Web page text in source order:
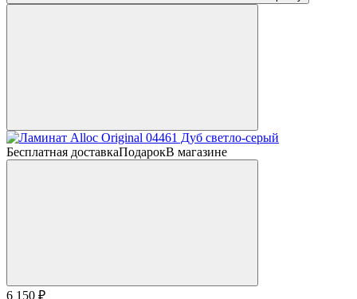
Бесплатная доставкаПодарокВ магазине
6 150 ₽